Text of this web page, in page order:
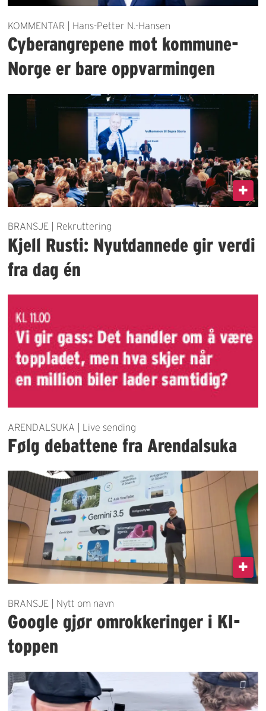
KOMMENTAR | Hans-Petter N.-Hansen
Cyberangrepene mot kommune-
Norge er bare oppvarmingen
BRANSJE | Rekruttering
Kjell Rusti: Nyutdannede gir verdi
fra dag én
ARENDALSUKA | Live sending
Følg debattene fra Arendalsuka
BRANSJE | Nytt om navn
Google gjør omrokkeringer i KI-
toppen